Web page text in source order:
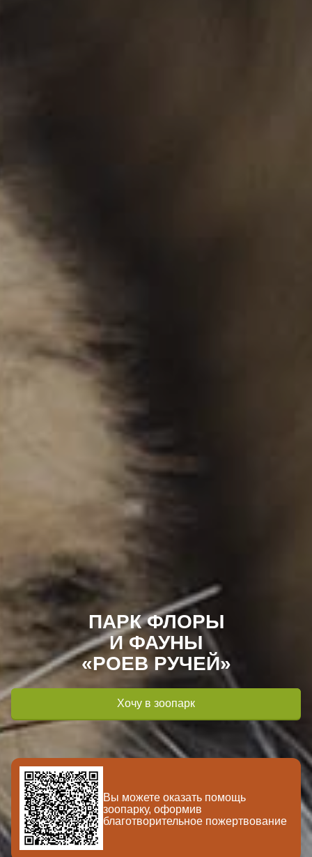
ПАРК ФЛОРЫ
И ФАУНЫ
«РОЕВ РУЧЕЙ»
Хочу в зоопарк
Вы можете оказать помощь
зоопарку, оформив
благотворительное пожертвование